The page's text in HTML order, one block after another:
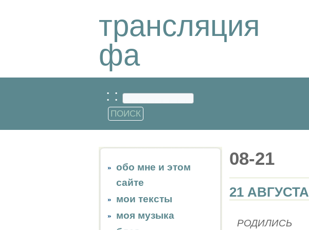
трансляция
фа
: :
обо мне и этом
сайте
мои тексты
моя музыка
08-21
21 АВГУСТА
РОДИЛИСЬ